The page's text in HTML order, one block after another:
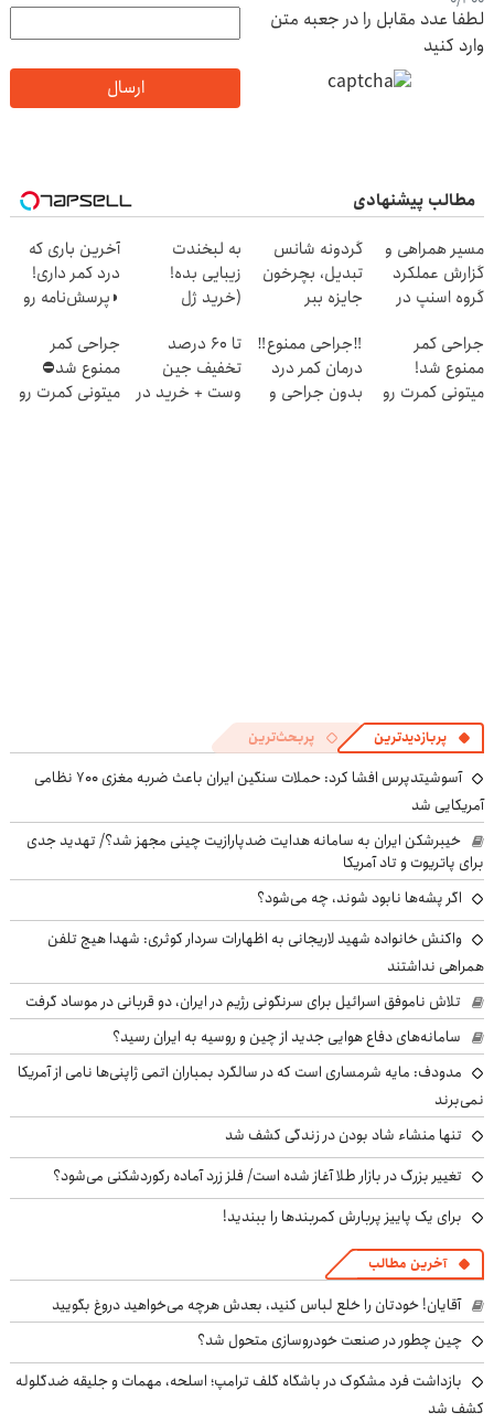
لطفا عدد مقابل را در جعبه متن
وارد کنید
ارسال
مطالب پیشنهادی
مسیر همراهی و
گزارش عملکرد
گروه اسنپ در
گردونه شانس
تبدیل، بچرخون
جایزه ببر
به لبخندت
زیبایی بده!
(خرید ژل
دندان
با40%تخفیف)
آخرین باری که
درد کمر داری!
◗پرسش‌نامه رو
جراحی کمر
ممنوع شد!
میتونی کمرت رو
‼️جراحی ممنوع‼️
درمان کمر درد
بدون جراحی و
تا 60 درصد
تخفیف جین
وست + خرید در
جراحی کمر
ممنوع شد⛔
میتونی کمرت رو
پربازدیدترین پربحث‌ترین
آسوشیتدپرس افشا کرد: حملات سنگین ایران باعث ضربه مغزی ۷۰۰ نظامی
آمریکایی شد
خیبرشکن ایران به سامانه هدایت ضدپارازیت چینی مجهز شد؟/ تهدید جدی
برای پاتریوت و تاد آمریکا
اگر پشه‌ها نابود شوند، چه می‌شود؟
واکنش خانواده شهید لاریجانی به اظهارات سردار کوثری: شهدا هیچ تلفن
همراهی نداشتند
تلاش ناموفق اسرائیل برای سرنگونی رژیم در ایران، دو قربانی در موساد گرفت
سامانه‌های دفاع هوایی جدید از چین و روسیه به ایران رسید؟
مدودف: مایه شرمساری است که در سالگرد بمباران اتمی ژاپنی‌ها نامی از آمریکا
نمی‌برند
تنها منشاء شاد بودن در زندگی کشف شد
تغییر بزرگ در بازار طلا آغاز شده است/ فلز زرد آماده رکوردشکنی می‌شود؟
برای یک پاییز پربارش کمربندها را ببندید!
آخرین مطالب
آقایان! خودتان را خلع لباس کنید، بعدش هرچه می‌خواهید دروغ بگویید
چین چطور در صنعت خودروسازی متحول شد؟
بازداشت فرد مشکوک در باشگاه گلف ترامپ؛ اسلحه، مهمات و جلیقه ضدگلوله
کشف شد